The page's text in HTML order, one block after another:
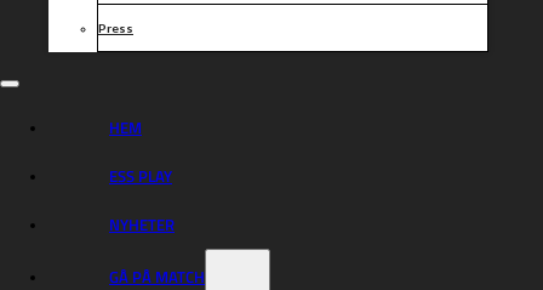
Press
HEM
ESS PLAY
NYHETER
GÅ PÅ MATCH